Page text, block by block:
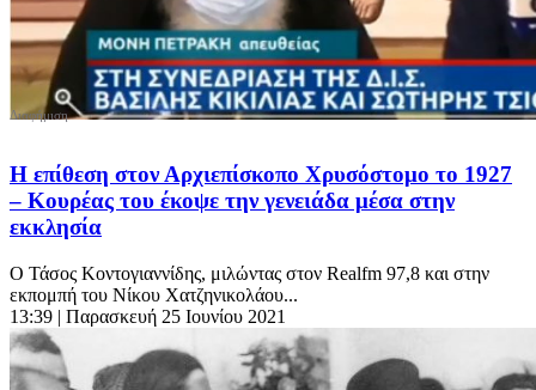
Η επίθεση στον Αρχιεπίσκοπο Χρυσόστομο το 1927
– Κουρέας του έκοψε την γενειάδα μέσα στην
εκκλησία
Ο Τάσος Κοντογιαννίδης, μιλώντας στον Realfm 97,8 και στην
εκπομπή του Νίκου Χατζηνικολάου...
13:39 | Παρασκευή 25 Ιουνίου 2021